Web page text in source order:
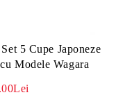
5 Cupe Japoneze
Modele Wagara